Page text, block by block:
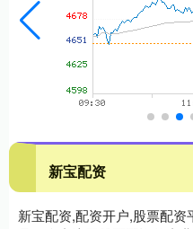
新宝配资
新宝配资,配资开户,股票配